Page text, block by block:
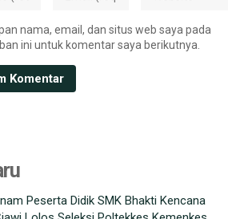
nama, email, dan situs web saya pada
ini untuk komentar saya berikutnya.
Peserta Didik SMK Bhakti Kencana